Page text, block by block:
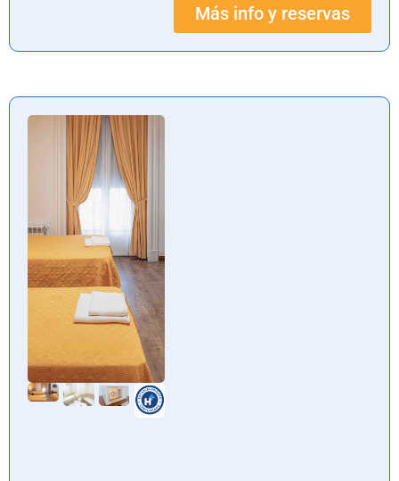
Más info y reservas